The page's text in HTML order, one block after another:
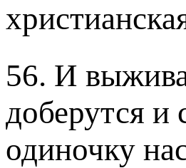
56. И
доберутся и
одиночку